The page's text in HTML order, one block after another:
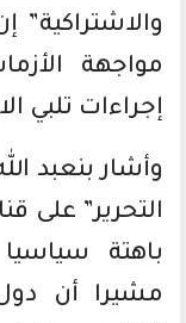
والاشتراكية”
مواجهة
إجراءات تلبي
وأشار بنعبد
باهتة
مشيرا أن